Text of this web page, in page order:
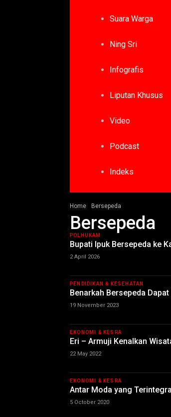
Suara Warga
Ning Sri
Infografis
Liputan Khusus
Video
Podcast
Indeks
Home Bersepeda
Bersepeda
POLHUKAM
Bupati Ipuk Bersepeda ke
2 April 2026
PENDIDIKAN & KESEHATAN
Benarkah Bersepeda
19 November 2023
EKONOMI & KESRA
Eri – Armuji Kenalkan
22 May 2022
EKONOMI & KESRA
Antar Moda yang
5 October 2020